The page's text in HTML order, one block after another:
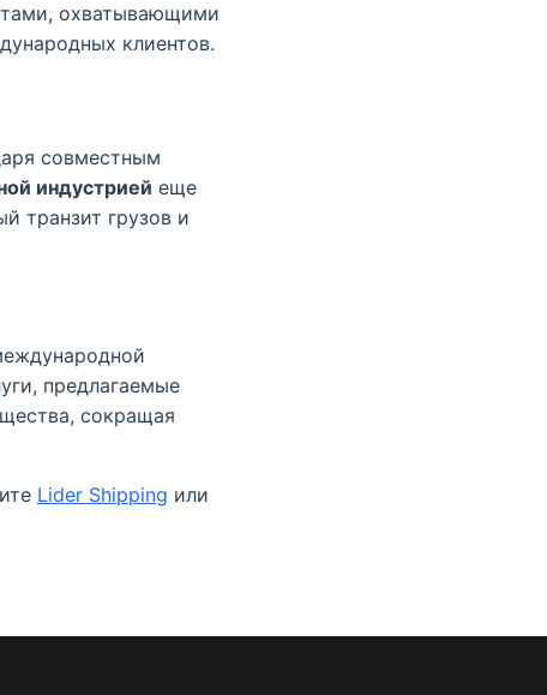
охватывающими
клиентов.
совместным
индустрией еще
транзит грузов и
предлагаемые
сокращая
Lider Shipping или